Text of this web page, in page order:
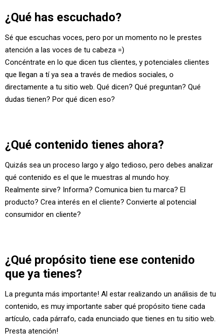
¿Qué has escuchado?
Sé que escuchas voces, pero por un momento no le prestes
atención a las voces de tu cabeza =)
Concéntrate en lo que dicen tus clientes, y potenciales clientes
que llegan a tí ya sea a través de medios sociales, o
directamente a tu sitio web. Qué dicen? Qué preguntan? Qué
dudas tienen? Por qué dicen eso?
¿Qué contenido tienes ahora?
Quizás sea un proceso largo y algo tedioso, pero debes analizar
qué contenido es el que le muestras al mundo hoy.
Realmente sirve? Informa? Comunica bien tu marca? El
producto? Crea interés en el cliente? Convierte al potencial
consumidor en cliente?
¿Qué propósito tiene ese contenido
que ya tienes?
La pregunta más importante! Al estar realizando un análisis de tu
contenido, es muy importante saber qué propósito tiene cada
artículo, cada párrafo, cada enunciado que tienes en tu sitio web.
Presta atención!